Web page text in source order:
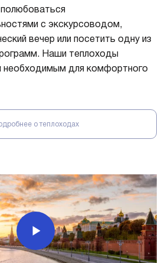
с экскурсоводом,
вечер или посетить одну из
Наши теплоходы
необходимым для комфортного
о теплоходах